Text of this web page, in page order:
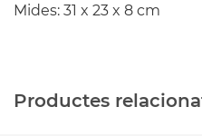
Mides: 31 x 23 x 8 cm
Productes